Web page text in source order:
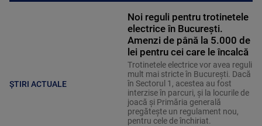
ȘTIRI ACTUALE
Noi reguli pentru trotinetele
electrice în București.
Amenzi de până la 5.000 de
lei pentru cei care le încalcă
Trotinetele electrice vor avea reguli
mult mai stricte în București. Dacă
în Sectorul 1, acestea au fost
interzise în parcuri, și la locurile de
joacă și Primăria generală
pregătește un regulament nou,
pentru cele de închiriat.